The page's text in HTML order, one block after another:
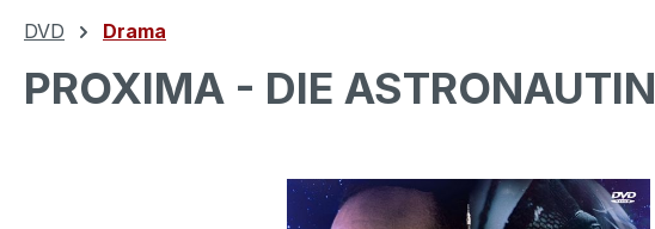
DVD Drama
PROXIMA - DIE ASTRONAUTIN